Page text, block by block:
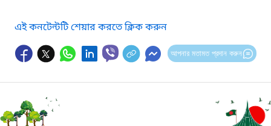
এই কনটেন্টটি শেয়ার করতে ক্লিক করুন
আপনার মতামত প্রদান করুন